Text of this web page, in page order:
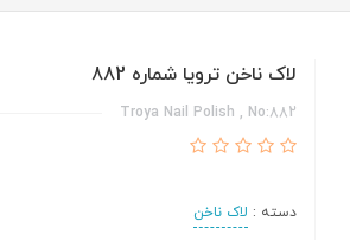
لاک ناخن ترویا شماره 882
Troya Nail Polish , No:882
دسته : لاک ناخن